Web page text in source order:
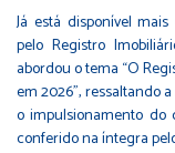
Já está disponível
pelo Registro
abordou o tema “O
em 2026”, ressaltando
o impulsionamento do
conferido na íntegra